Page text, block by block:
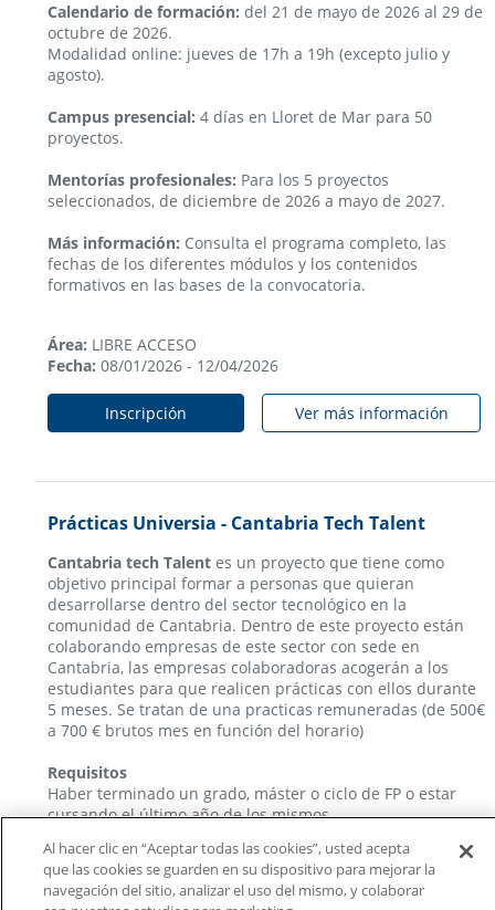
Calendario de formación: del 21 de mayo de 2026 al 29 de
octubre de 2026.
Modalidad online: jueves de 17h a 19h (excepto julio y
agosto).
Campus presencial: 4 días en Lloret de Mar para 50
proyectos.
Mentorías profesionales: Para los 5 proyectos
seleccionados, de diciembre de 2026 a mayo de 2027.
Más información: Consulta el programa completo, las
fechas de los diferentes módulos y los contenidos
formativos en las bases de la convocatoria.
Área: LIBRE ACCESO
Fecha: 08/01/2026 - 12/04/2026
Inscripción Ver más información
Prácticas Universia - Cantabria Tech Talent
Cantabria tech Talent es un proyecto que tiene como
objetivo principal formar a personas que quieran
desarrollarse dentro del sector tecnológico en la
comunidad de Cantabria. Dentro de este proyecto están
colaborando empresas de este sector con sede en
Cantabria, las empresas colaboradoras acogerán a los
estudiantes para que realicen prácticas con ellos durante
5 meses. Se tratan de una practicas remuneradas (de 500€
a 700 € brutos mes en función del horario)
Requisitos
Haber terminado un grado, máster o ciclo de FP o estar
cursando el último año de los mismos
✅Posibilidad de vivir en Santander durante las prácticas.
✅Incorporación en Marzo
Al hacer clic en “Aceptar todas las cookies”, usted acepta
que las cookies se guarden en su dispositivo para mejorar la
navegación del sitio, analizar el uso del mismo, y colaborar